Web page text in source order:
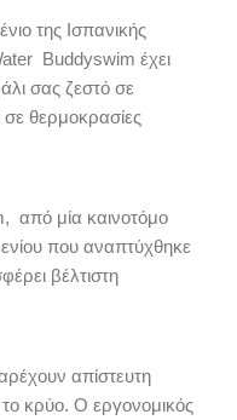
της Ισπανικής
Buddyswim έχει
σας ζεστό σε
σε θερμοκρασίες
από μία καινοτόμο
που αναπτύχθηκε
βέλτιστη
απίστευτη
κρύο. Ο εργονομικός